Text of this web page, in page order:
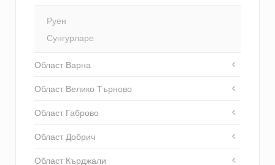
Руен
Сунгурларе
Област Варна
Област Велико Търново
Област Габрово
Област Добрич
Област Кърджали